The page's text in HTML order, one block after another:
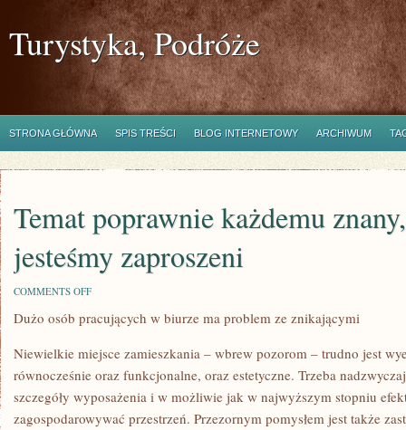
Turystyka, Podróże
STRONA GŁÓWNA SPIS TREŚCI BLOG INTERNETOWY ARCHIWUM
Temat poprawnie każdemu
jesteśmy zaproszeni
COMMENTS OFFON
POPRAWNIE
KAŻDEMU
ILE
RAZY
ZAPROSZENI
Dużo osób pracujących w biurze ma problem ze znikającymi
Niewielkie miejsce zamieszkania – wbrew pozorom – trudno jest
równocześnie oraz funkcjonalne, oraz estetyczne. Trzeba
szczegóły wyposażenia i w możliwie jak w najwyższym stopniu
zagospodarowywać przestrzeń. Przezornym pomysłem jest także